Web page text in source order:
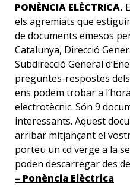
PONÈNCIA ELÈCTRICA.
els agremiats que
de documents emesos
Catalunya, Direcció
Subdirecció General
preguntes-respostes
ens podem trobar a
electrotècnic. Són 9
interessants. Aquest
arribar mitjançant el
porteu un cd verge a la
poden descarregar des
– Ponència Elèctrica